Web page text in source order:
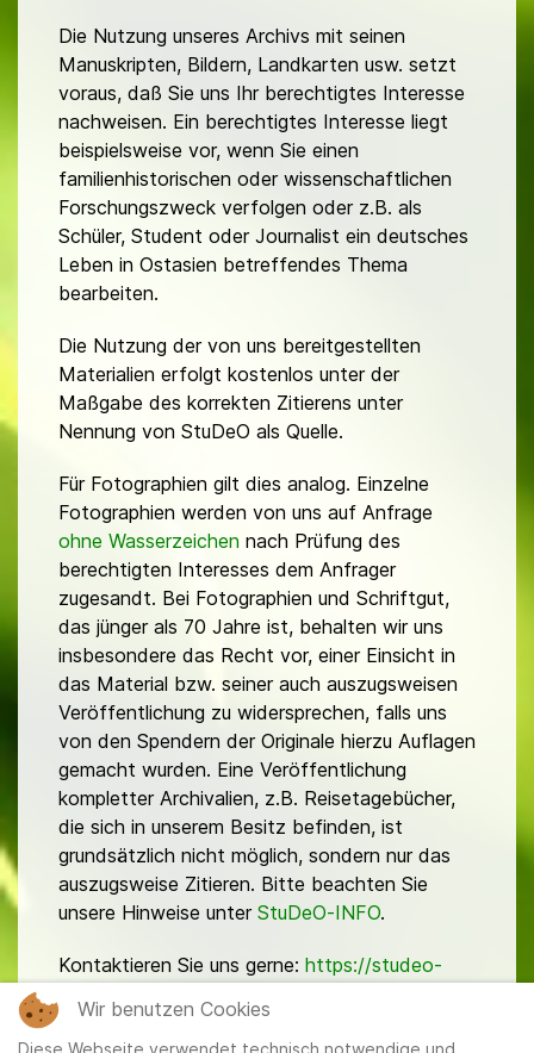
Die Nutzung unseres Archivs mit seinen
Manuskripten, Bildern, Landkarten usw. setzt
voraus, daß Sie uns Ihr berechtigtes Interesse
nachweisen. Ein berechtigtes Interesse liegt
beispielsweise vor, wenn Sie einen
familienhistorischen oder wissenschaftlichen
Forschungszweck verfolgen oder z.B. als
Schüler, Student oder Journalist ein deutsches
Leben in Ostasien betreffendes Thema
bearbeiten.
Die Nutzung der von uns bereitgestellten
Materialien erfolgt kostenlos unter der
Maßgabe des korrekten Zitierens unter
Nennung von StuDeO als Quelle.
Für Fotographien gilt dies analog. Einzelne
Fotographien werden von uns auf Anfrage
ohne Wasserzeichen nach Prüfung des
berechtigten Interesses dem Anfrager
zugesandt. Bei Fotographien und Schriftgut,
das jünger als 70 Jahre ist, behalten wir uns
insbesondere das Recht vor, einer Einsicht in
das Material bzw. seiner auch auszugsweisen
Veröffentlichung zu widersprechen, falls uns
von den Spendern der Originale hierzu Auflagen
gemacht wurden. Eine Veröffentlichung
kompletter Archivalien, z.B. Reisetagebücher,
die sich in unserem Besitz befinden, ist
grundsätzlich nicht möglich, sondern nur das
auszugsweise Zitieren. Bitte beachten Sie
unsere Hinweise unter StuDeO-INFO.
Kontaktieren Sie uns gerne: https://studeo-
Wir benutzen Cookies
Diese Webseite verwendet technisch notwendige und